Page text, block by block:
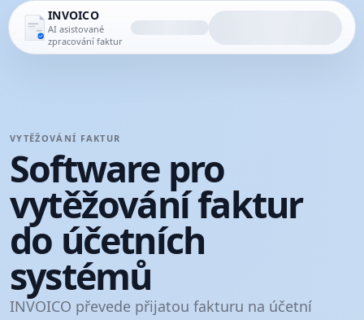
INVOICO
AI asistované
zpracování faktur
VYTĚŽOVÁNÍ FAKTUR
Software pro
vytěžování faktur
do účetních
systémů
INVOICO převede přijatou fakturu na účetní